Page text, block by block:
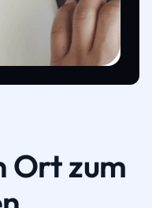
Ort zum